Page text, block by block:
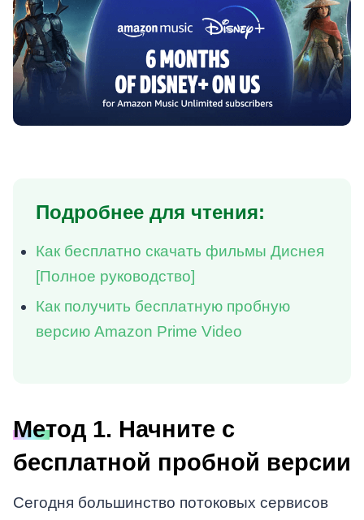
Подробнее для чтения:
Как бесплатно скачать фильмы Диснея
[Полное руководство]
Как получить бесплатную пробную
версию Amazon Prime Video
Метод 1. Начните с
бесплатной пробной версии
Сегодня большинство потоковых сервисов